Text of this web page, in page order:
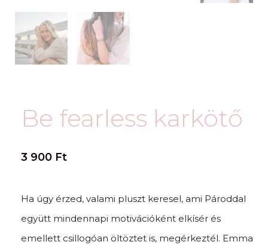
Be fearless karkötő
3 900 Ft
Ha úgy érzed, valami pluszt keresel, ami Pároddal
együtt mindennapi motivációként elkísér és
emellett csillogóan öltöztet is, megérkeztél. Emma